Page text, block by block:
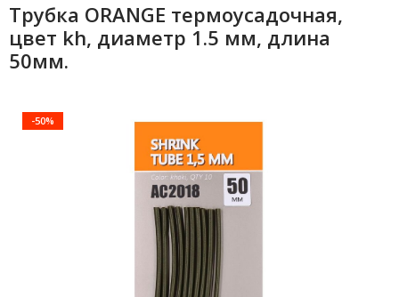
Трубка ORANGE термоусадочная,
цвет kh, диаметр 1.5 мм, длина
50мм.
-50%